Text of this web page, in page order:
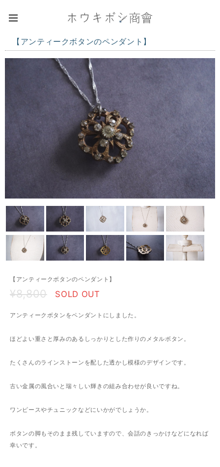
【アンティークボタンのペンダント】
【アンティークボタンのペンダント】
¥8,800 SOLD OUT
アンティークボタンをペンダントにしました。
ほどよい重さと厚みのあるしっかりとした作りのメタルボタン。
たくさんのラインストーンを配した透かし模様のデザインです。
古い金属の風合いと瑞々しい輝きの組み合わせが良いですね。
ワンピースやチュニックなどにいかがでしょうか。
ボタンの脚もそのまま残していますので、会話のきっかけなどになれば
幸いです。